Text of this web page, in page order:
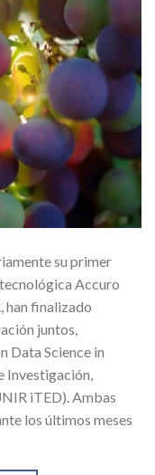
su primer
Accuro
han finalizado
juntos,
Data Science in
Investigación,
iTED). Ambas
los últimos meses